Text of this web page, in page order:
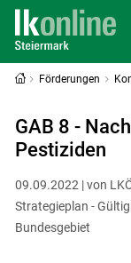
Förderungen
GAB 8 -
Pestiziden
09.09.2022 | von
Strategieplan -
Bundesgebiet